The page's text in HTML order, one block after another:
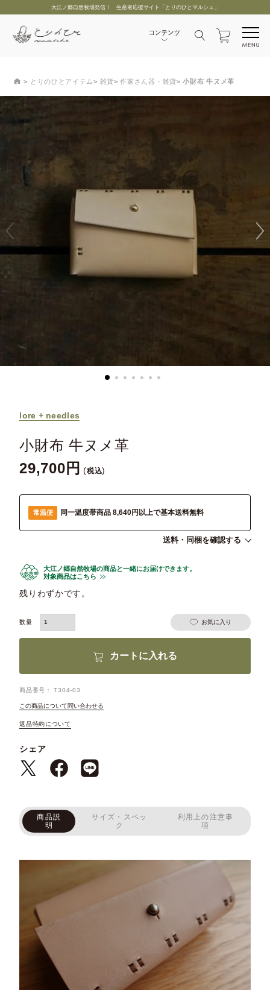
大江ノ郷自然牧場発信！ 生産者応援サイト「とりのひとマルシェ」
とりのひとアイテム 雑貨 作家さん器・雑貨 小財布 牛ヌメ革
lore + needles
小財布 牛ヌメ革
29,700 税込
常温便 同一温度帯商品 8,640円以上で基本送料無料
送料・同梱を確認する
大江ノ郷自然牧場の商品と一緒にお届けできます。
対象商品はこちら
残りわずかです。
お気に入り
カートに入れる
商品番号 T304-03
この商品について問い合わせる
返品特約について
シェア
商品説
明
サイズ・スペッ
ク
利用上の注意事
項